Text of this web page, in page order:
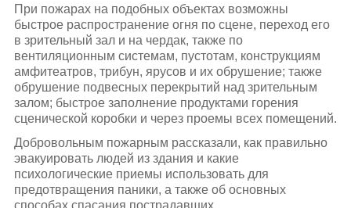
При пожарах на подобных объектах возможны
быстрое распространение огня по сцене, переход его
в зрительный зал и на чердак, также по
вентиляционным системам, пустотам, конструкциям
амфитеатров, трибун, ярусов и их обрушение; также
обрушение подвесных перекрытий над зрительным
залом; быстрое заполнение продуктами горения
сценической коробки и через проемы всех помещений.
Добровольным пожарным рассказали, как правильно
эвакуировать людей из здания и какие
психологические приемы использовать для
предотвращения паники, а также об основных